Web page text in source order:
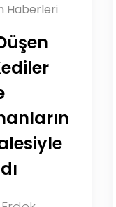
Minik
Hava
Kesen